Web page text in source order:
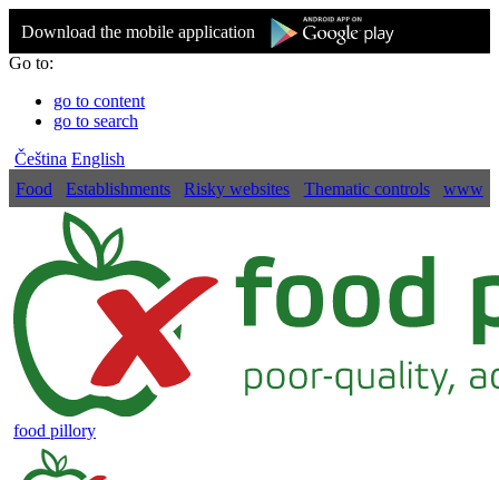
Download the mobile application
Go to:
go to content
go to search
Čeština English
Food
Establishments Risky websites Thematic controls www
food pillory